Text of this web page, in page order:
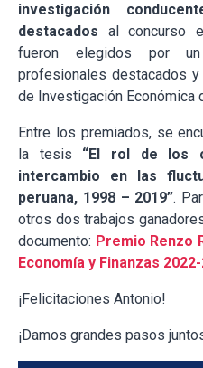
investigación
destacados al concurso
fueron elegidos por
profesionales destacados
de Investigación Económica
Entre los premiados, se
la tesis “El rol de los
intercambio en las
peruana, 1998 – 2019”.
otros dos trabajos
documento: Premio Renzo
Economía y Finanzas
¡Felicitaciones Antonio!
¡Damos grandes pasos